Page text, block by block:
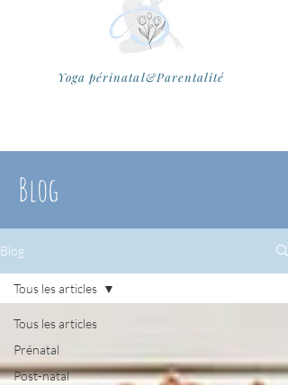
Yoga périnatal&Parentalité
Blog
Blog
Tous les articles
Prénatal
Post-natal
Tous les articles